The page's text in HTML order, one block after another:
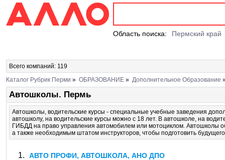
Область поиска: Пермский край
Всего компаний: 119
Каталог Рубрик Перми » ОБРАЗОВАНИЕ » Дополнительное Образование
Автошколы. Пермь
Автошколы, водительские курсы - специальные учебные заведения
автошколу, на водительские курсы можно с 18 лет. В автошколе, на
ГИБДД на право управления автомобилем или мотоциклом. Автошколы
а также необходимым штатом инструкторов, чтобы подготовить
АВТО ПРОФИ, АВТОШКОЛА, АНО ДПО